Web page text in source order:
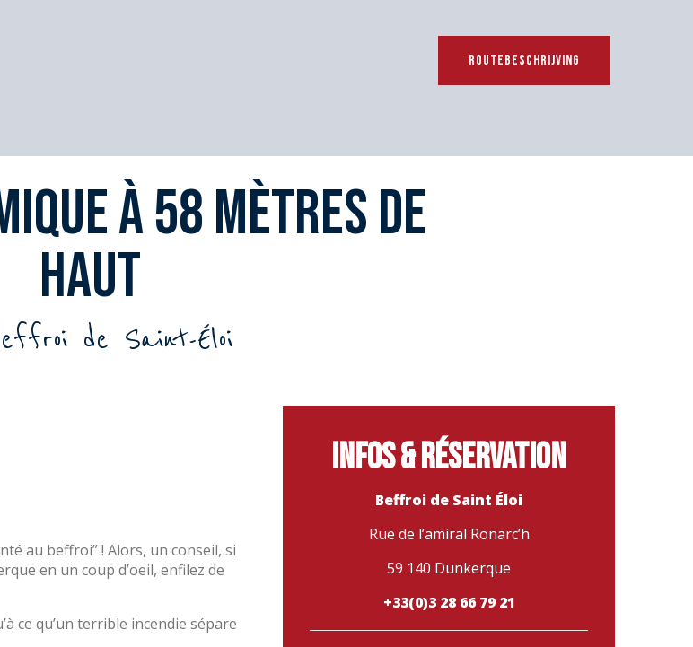
ROUTEBESCHRIJVING
à 58 mètres de
haut
de Saint-Éloi
au beffroi” ! Alors, un conseil, si
en un coup d’oeil, enfilez de
ce qu’un terrible incendie sépare
Infos & réservation
Beffroi de Saint Éloi
Rue de l’amiral Ronarc’h
59 140 Dunkerque
+33(0)3 28 66 79 21